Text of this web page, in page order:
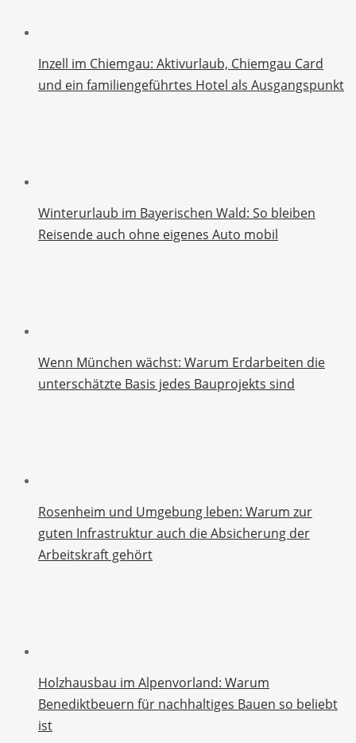
Inzell im Chiemgau: Aktivurlaub, Chiemgau Card
und ein familiengeführtes Hotel als Ausgangspunkt
Winterurlaub im Bayerischen Wald: So bleiben
Reisende auch ohne eigenes Auto mobil
Wenn München wächst: Warum Erdarbeiten die
unterschätzte Basis jedes Bauprojekts sind
Rosenheim und Umgebung leben: Warum zur
guten Infrastruktur auch die Absicherung der
Arbeitskraft gehört
Holzhausbau im Alpenvorland: Warum
Benediktbeuern für nachhaltiges Bauen so beliebt
ist